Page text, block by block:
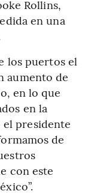
Rollins,
en una
los puertos el
aumento de
en lo que
en la
el presidente
de
con este